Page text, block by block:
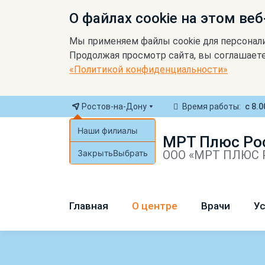
О файлах cookie на этом
Мы применяем файлы cookie для
Продолжая просмотр сайта, вы
«Политикой конфиденциальности»
Ростов-на-Дону
Наши филиалы
ЗакрытьВыбрать
Время работы: с
МРТ Плюс
ООО «МРТ ПЛЮС
Главная О центре Врачи